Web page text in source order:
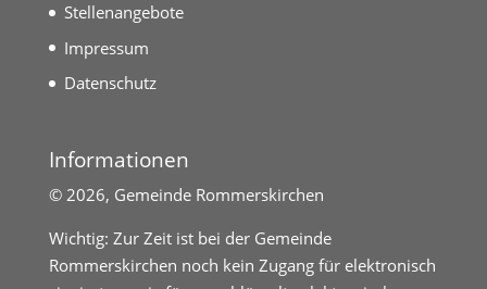
Stellenangebote
Impressum
Datenschutz
Informationen
© 2026, Gemeinde Rommerskirchen
Wichtig: Zur Zeit ist bei der Gemeinde
Rommerskirchen noch kein Zugang für elektronisch